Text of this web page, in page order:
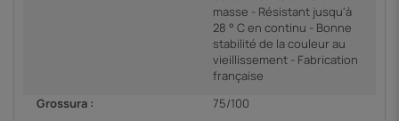
masse - Résistant jusqu'à
28 ° C en continu - Bonne
stabilité de la couleur au
vieillissement - Fabrication
française
Grossura :
75/100